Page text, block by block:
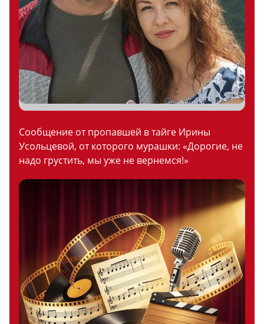
Сообщение от пропавшей в тайге Ирины
Усольцевой, от которого мурашки: «Дорогие, не
надо грустить, мы уже не вернемся!»